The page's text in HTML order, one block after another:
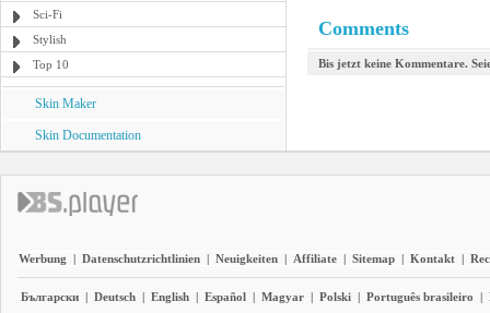
Sci-Fi
Stylish
Top 10
Skin Maker
Skin Documentation
Comments
Bis jetzt keine Kommentare.
Werbung | Datenschutzrichtlinien | Neuigkeiten | Affiliate | Sitemap | Kontakt |
Български | Deutsch | English | Español | Magyar | Polski | Português brasileiro |